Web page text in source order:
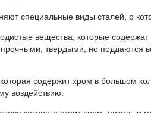
специальные виды сталей, о
вещества, которые содержат
твердыми, но поддаются
содержит хром в большом
воздействию.